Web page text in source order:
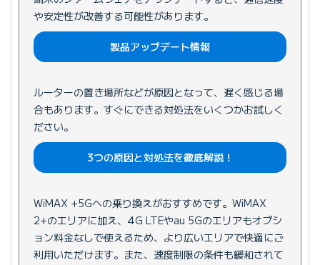
や安定性が改善する可能性があります。
製品アップデート情報
ルーターの置き場所などが原因となって、遅く感じる場
合もあります。すぐにできる対処法をいくつかお試しく
ださい。
3つの原因と対処法を徹底解説！
WiMAX +5Gへの乗り換えがおすすめです。WiMAX
2+のエリアに加え、4G LTEやau 5Gのエリアもオプシ
ョン料金なしで使えるため、より広いエリアで快適にご
利用いただけます。また、速度制限の条件も緩和されて